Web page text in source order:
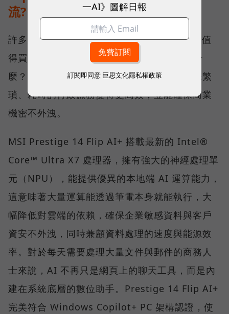
流?
許多經理人在更換電腦時常問：「AI PC 真的值
得買嗎？」、「Copilot+ PC 到底能幫我做什
麼？」答案不僅是運算跑得更快，而是將原先繁
瑣、耗時的行政庶務變得更高效，並能確保商業
機密不外洩。
MSI Prestige 14 Flip AI+ 搭載最新的 Intel®
Core™ Ultra X7 處理器，擁有強大的神經處理單
元（NPU），能提供優異的本地端 AI 運算能力，
這意味著大量運算能透過筆電本身就能執行，大
幅降低對雲端的依賴，確保企業敏感資料與客戶
資安不外洩，同時兼顧資料處理的速度與能源效
率。對於每天需要處理大量文件與郵件的商務人
士來說，AI 不再只是網頁上的聊天工具，而是內
建在系統底層的數位助手。Prestige 14 Flip AI+
完美符合 Windows Copilot+ PC 架構認證，使
一AI》圖解日報
訂閱即同意 巨思文化隱私權政策